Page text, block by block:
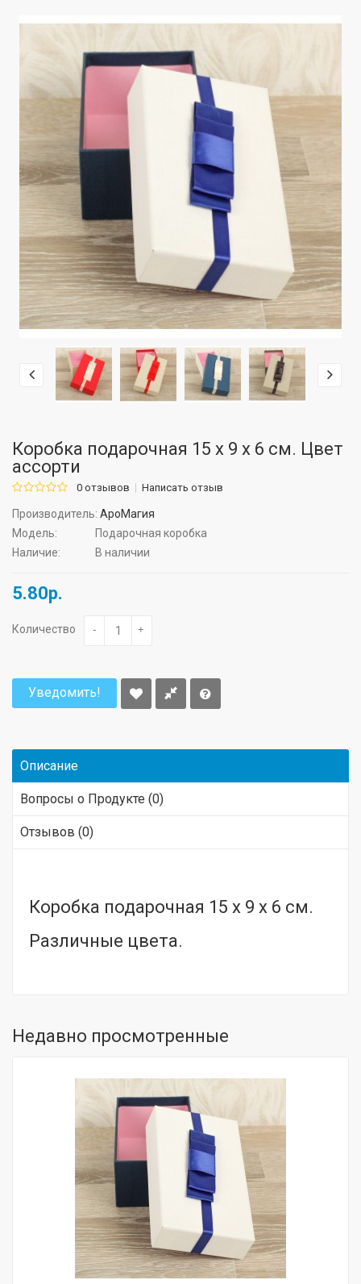
Коробка подарочная 15 х 9 х 6 см. Цвет
ассорти
0 отзывов Написать отзыв
Производитель: АроМагия
Модель:
Подарочная коробка
Наличие:
В наличии
5.80р.
Количество - +
Уведомить!
Описание
Вопросы о Продукте (0)
Отзывов (0)
Коробка подарочная 15 х 9 х 6 см.
Различные цвета.
Недавно просмотренные